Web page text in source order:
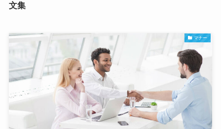
文集
マナー